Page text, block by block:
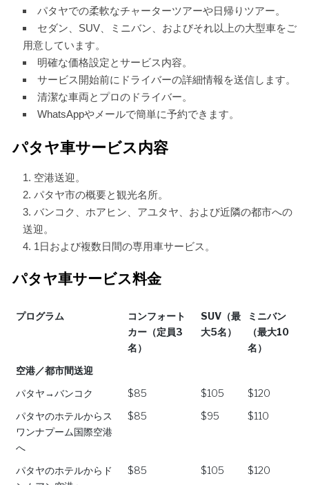
パタヤでの柔軟なチャーターツアーや日帰りツアー。
セダン、SUV、ミニバン、およびそれ以上の大型車をご
用意しています。
明確な価格設定とサービス内容。
サービス開始前にドライバーの詳細情報を送信します。
清潔な車両とプロのドライバー。
WhatsAppやメールで簡単に予約できます。
パタヤ車サービス内容
空港送迎。
パタヤ市の概要と観光名所。
バンコク、ホアヒン、アユタヤ、および近隣の都市への
送迎。
1日および複数日間の専用車サービス。
パタヤ車サービス料金
プログラム
コンフォート
カー（定員3
名）
SUV（最
大5名）
ミニバン
（最大10
名）
プログラム
名）
名）
空港／都市間送迎
パタヤ→バンコク
$85 $105
$120
パタヤのホテルからス
ワンナプーム国際空港
へ
$85 $95 $110
パタヤのホテルからド
$85 $105 $120